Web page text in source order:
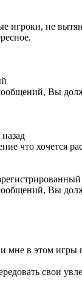
игроки, не
Вы
что хочется
Вы
и мне в этом
свои